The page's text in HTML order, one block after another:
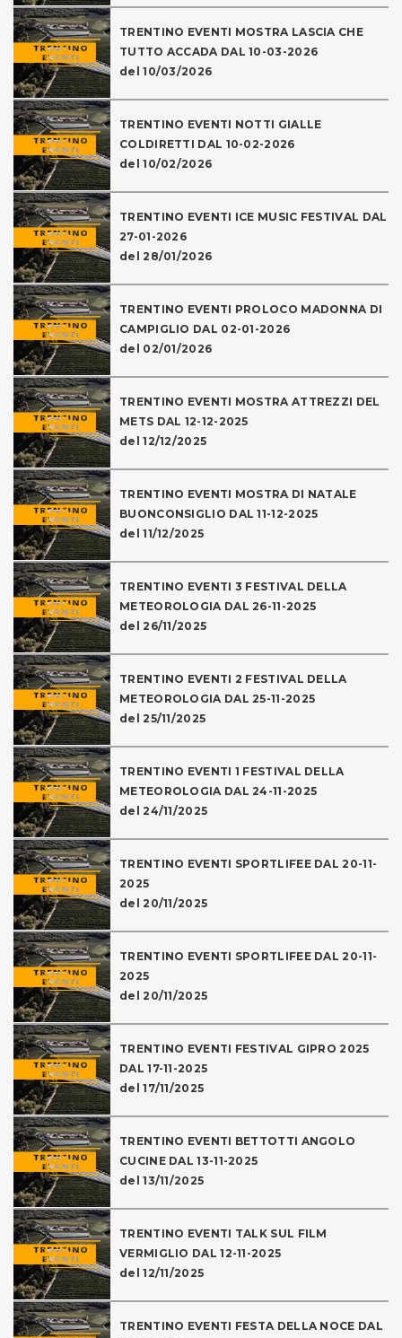
TRENTINO EVENTI MOSTRA LASCIA CHE
TUTTO ACCADA DAL 10-03-2026
del 10/03/2026
TRENTINO EVENTI NOTTI GIALLE
COLDIRETTI DAL 10-02-2026
del 10/02/2026
TRENTINO EVENTI ICE MUSIC FESTIVAL DAL
27-01-2026
del 28/01/2026
TRENTINO EVENTI PROLOCO MADONNA DI
CAMPIGLIO DAL 02-01-2026
del 02/01/2026
TRENTINO EVENTI MOSTRA ATTREZZI DEL
METS DAL 12-12-2025
del 12/12/2025
TRENTINO EVENTI MOSTRA DI NATALE
BUONCONSIGLIO DAL 11-12-2025
del 11/12/2025
TRENTINO EVENTI 3 FESTIVAL DELLA
METEOROLOGIA DAL 26-11-2025
del 26/11/2025
TRENTINO EVENTI 2 FESTIVAL DELLA
METEOROLOGIA DAL 25-11-2025
del 25/11/2025
TRENTINO EVENTI 1 FESTIVAL DELLA
METEOROLOGIA DAL 24-11-2025
del 24/11/2025
TRENTINO EVENTI SPORTLIFEE DAL 20-11-
2025
del 20/11/2025
TRENTINO EVENTI SPORTLIFEE DAL 20-11-
2025
del 20/11/2025
TRENTINO EVENTI FESTIVAL GIPRO 2025
DAL 17-11-2025
del 17/11/2025
TRENTINO EVENTI BETTOTTI ANGOLO
CUCINE DAL 13-11-2025
del 13/11/2025
TRENTINO EVENTI TALK SUL FILM
VERMIGLIO DAL 12-11-2025
del 12/11/2025
TRENTINO EVENTI FESTA DELLA NOCE DAL